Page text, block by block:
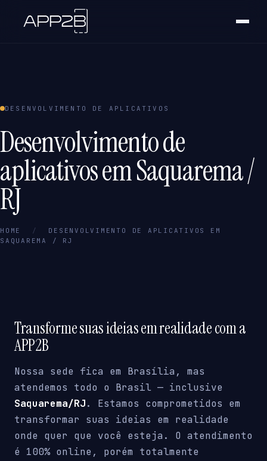
DESENVOLVIMENTO DE APLICATIVOS
Desenvolvimento de
aplicativos em Saquarema /
RJ
HOME /
DESENVOLVIMENTO DE APLICATIVOS EM
SAQUAREMA / RJ
Transforme suas ideias em realidade com a
APP2B
Nossa sede fica em Brasília, mas
atendemos todo o Brasil — inclusive
Saquarema/RJ. Estamos comprometidos em
transformar suas ideias em realidade
onde quer que você esteja. O atendimento
é 100% online, porém totalmente